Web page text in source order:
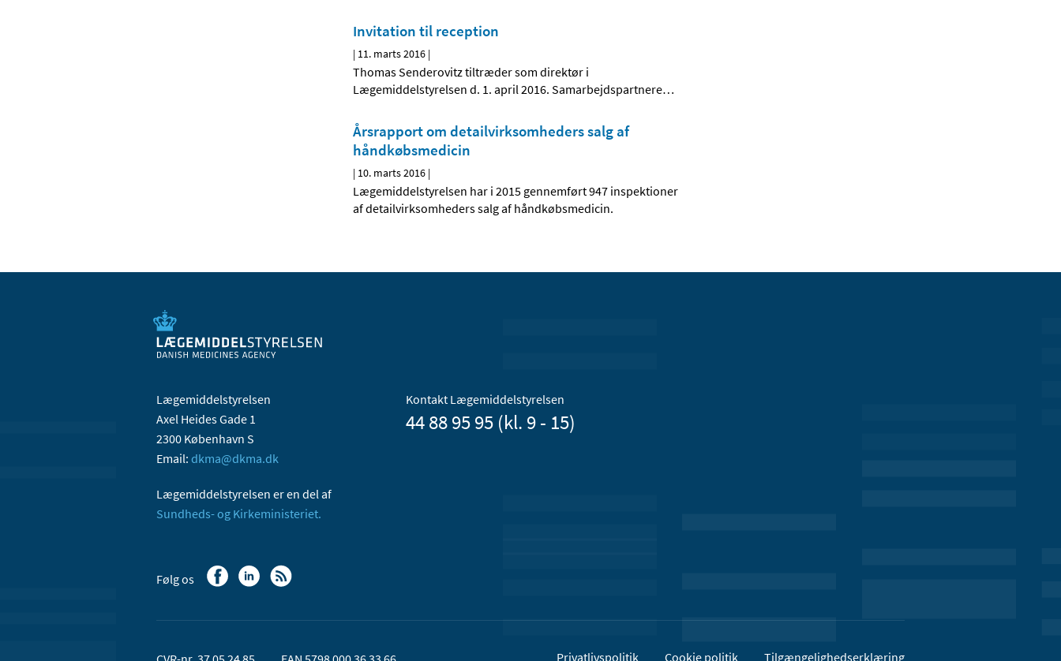
Invitation til reception
| 11. marts 2016 |
Thomas Senderovitz tiltræder som direktør i
Lægemiddelstyrelsen d. 1. april 2016. Samarbejdspartnere…
Årsrapport om detailvirksomheders salg af
håndkøbsmedicin
| 10. marts 2016 |
Lægemiddelstyrelsen har i 2015 gennemført 947 inspektioner
af detailvirksomheders salg af håndkøbsmedicin.
Lægemiddelstyrelsen
Axel Heides Gade 1
2300 København S
Email: dkma@dkma.dk
Lægemiddelstyrelsen er en del af
Sundheds- og Kirkeministeriet.
Kontakt Lægemiddelstyrelsen
44 88 95 95 (kl. 9 - 15)
Følg os
Privatlivspolitik Cookie politik Tilgængelighedserklæring